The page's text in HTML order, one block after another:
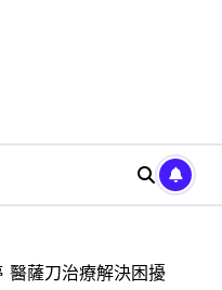
醫薩刀治療解決困擾